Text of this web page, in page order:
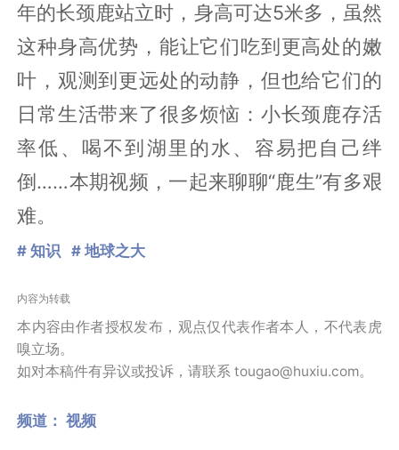
年的长颈鹿站立时，身高可达5米多，虽然
这种身高优势，能让它们吃到更高处的嫩
叶，观测到更远处的动静，但也给它们的
日常生活带来了很多烦恼：小长颈鹿存活
率低、喝不到湖里的水、容易把自己绊
倒……本期视频，一起来聊聊“鹿生”有多艰
难。
# 知识 # 地球之大
内容为转载
本内容由作者授权发布，观点仅代表作者本人，不代表虎
嗅立场。
如对本稿件有异议或投诉，请联系 tougao@huxiu.com。
频道： 视频